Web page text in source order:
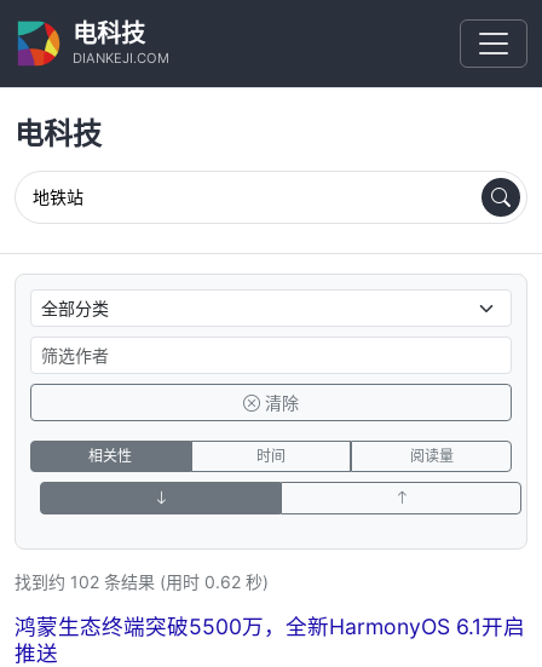
电科技
DIANKEJI.COM
电科技
清除
相关性 时间 阅读量
找到约 102 条结果 (用时 0.62 秒)
鸿蒙生态终端突破5500万，全新HarmonyOS 6.1开启
推送